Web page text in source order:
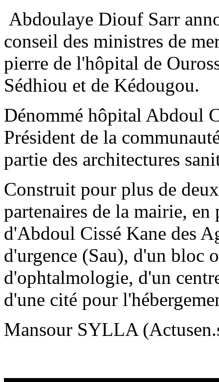
Abdoulaye Diouf Sarr
conseil des ministres de
pierre de l'hôpital de
Sédhiou et de Kédougou.
Dénommé hôpital Abdoul
Président de la
partie des architectures
Construit pour plus de
partenaires de la mairie,
d'Abdoul Cissé Kane des
d'urgence (Sau), d'un bloc
d'ophtalmologie, d'un
d'une cité pour
Mansour SYLLA